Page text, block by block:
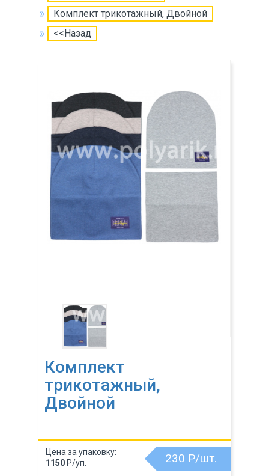
Комплект трикотажный, Двойной
<<Назад
Комплект
трикотажный,
Двойной
230 Р/шт.
Цена за упаковку:
1150 Р/уп.